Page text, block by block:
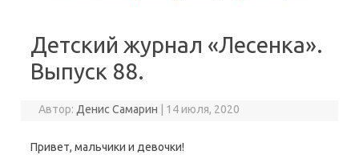
Детский журнал «Лесенка».
Выпуск 88.
Автор: Денис Самарин 14 июля, 2020
Привет, мальчики и девочки!